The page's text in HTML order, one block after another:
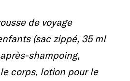
de voyage
(sac zippé, 35 ml
shampoing,
corps, lotion pour le